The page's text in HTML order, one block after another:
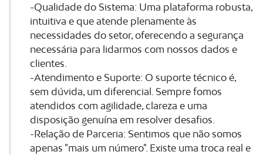
-Qualidade do Sistema: Uma plataforma robusta,
intuitiva e que atende plenamente às
necessidades do setor, oferecendo a segurança
necessária para lidarmos com nossos dados e
clientes.
-Atendimento e Suporte: O suporte técnico é,
sem dúvida, um diferencial. Sempre fomos
atendidos com agilidade, clareza e uma
disposição genuína em resolver desafios.
-Relação de Parceria: Sentimos que não somos
apenas "mais um número". Existe uma troca real e